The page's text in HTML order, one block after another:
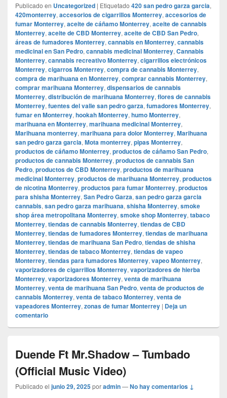
Publicado en Uncategorized | Etiquetado 420 san pedro garza garcia,
420monterrey, accesorios de cigarrillos Monterrey, accesorios de
fumar Monterrey, aceite de cáñamo Monterrey, aceite de cannabis
Monterrey, aceite de CBD Monterrey, aceite de CBD San Pedro,
áreas de fumadores Monterrey, cannabis en Monterrey, cannabis
medicinal en San Pedro, cannabis medicinal Monterrey, Cannabis
Monterrey, cannabis recreativo Monterrey, cigarrillos electrónicos
Monterrey, cigarros Monterrey, compra de cannabis Monterrey,
compra de marihuana en Monterrey, comprar cannabis Monterrey,
comprar marihuana Monterrey, dispensarios de cannabis
Monterrey, distribución de marihuana Monterrey, flores de cannabis
Monterrey, fuentes del valle san pedro garza, fumadores Monterrey,
fumar en Monterrey, hookah Monterrey, humo Monterrey,
marihuana en Monterrey, marihuana medicinal Monterrey,
Marihuana monterrey, marihuana para dolor Monterrey, Marihuana
san pedro garza garcia, Mota monterrey, pipas Monterrey,
productos de cáñamo Monterrey, productos de cáñamo San Pedro,
productos de cannabis Monterrey, productos de cannabis San
Pedro, productos de CBD Monterrey, productos de marihuana
medicinal Monterrey, productos de marihuana Monterrey, productos
de nicotina Monterrey, productos para fumar Monterrey, productos
para shisha Monterrey, San Pedro Garza, san pedro garza garcia
cannabis, san pedro garza marihuana, shisha Monterrey, smoke
shop área metropolitana Monterrey, smoke shop Monterrey, tabaco
Monterrey, tiendas de cannabis Monterrey, tiendas de CBD
Monterrey, tiendas de fumadores Monterrey, tiendas de marihuana
Monterrey, tiendas de marihuana San Pedro, tiendas de shisha
Monterrey, tiendas de tabaco Monterrey, tiendas de vapeo
Monterrey, tiendas para fumadores Monterrey, vapeo Monterrey,
vaporizadores de cigarrillos Monterrey, vaporizadores de hierba
Monterrey, vaporizadores Monterrey, venta de marihuana
Monterrey, venta de marihuana San Pedro, venta de productos de
cannabis Monterrey, venta de tabaco Monterrey, venta de
vapeadores Monterrey, zonas de fumar Monterrey | Deja un
comentario
Duende Ft Mr.Shadow – Tumbado
(Official Music Video)
Publicado el junio 29, 2025poradmin—No hay comentarios ↓